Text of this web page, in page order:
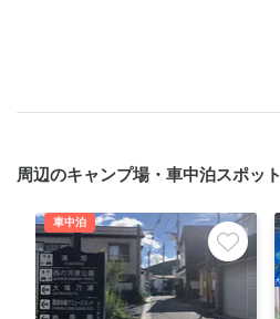
周辺のキャンプ場・車中泊スポット
車中泊